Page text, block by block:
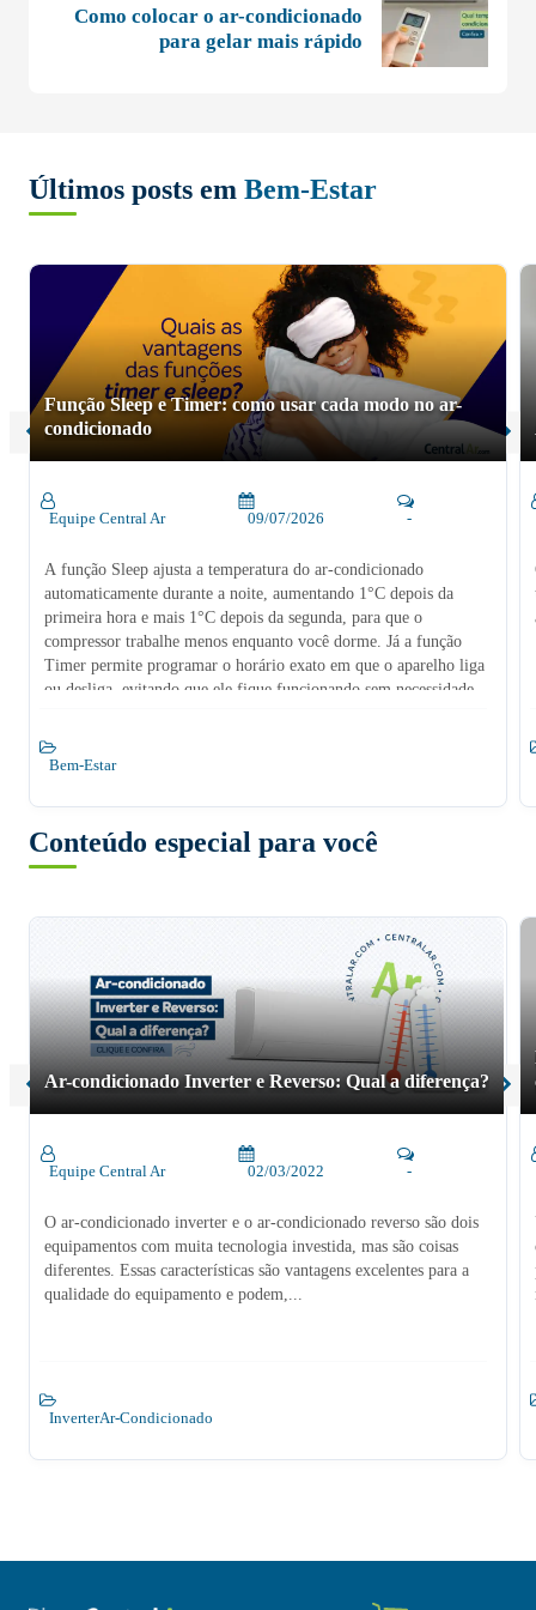
Como colocar o ar-condicionado
para gelar mais rápido
Últimos posts em Bem-Estar
Função Sleep e Timer: como usar cada modo no ar-
condicionado
Equipe Central Ar 09/07/2026 -
A função Sleep ajusta a temperatura do ar-condicionado
automaticamente durante a noite, aumentando 1°C depois da
primeira hora e mais 1°C depois da segunda, para que o
compressor trabalhe menos enquanto você dorme. Já a função
Timer permite programar o horário exato em que o aparelho liga
ou desliga, evitando que ele fique funcionando sem necessidade.
Bem-Estar
Conteúdo especial para você
Ar-condicionado Inverter e Reverso: Qual a diferença?
Equipe Central Ar 02/03/2022 -
O ar-condicionado inverter e o ar-condicionado reverso são dois
equipamentos com muita tecnologia investida, mas são coisas
diferentes. Essas características são vantagens excelentes para a
qualidade do equipamento e podem,...
InverterAr-Condicionado